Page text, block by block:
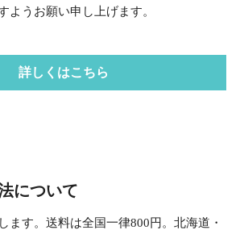
ようお願い申し上げます。
詳しくはこちら
について
ます。送料は全国一律800円。北海道・